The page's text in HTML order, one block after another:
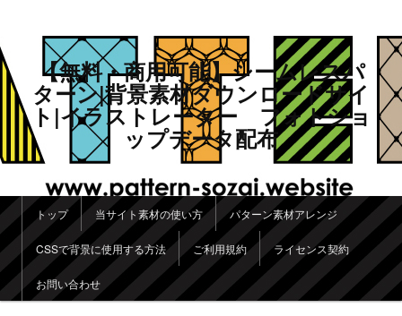
【無料・商用可能】シームレスパ
ターン|背景素材ダウンロードサイ
ト|イラストレーター フォトショ
ップデータ配布
メインメニュー
メインコンテンツへ移動
サブコンテンツへ移動
トップ 当サイト素材の使い方 パターン素材アレンジ
CSSで背景に使用する方法 ご利用規約 ライセンス契約
お問い合わせ